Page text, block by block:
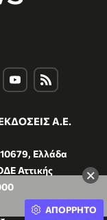
×
Α.Ε.
Ελλάδα
Αττικής
ΑΠΟΡΡΗΤΟ